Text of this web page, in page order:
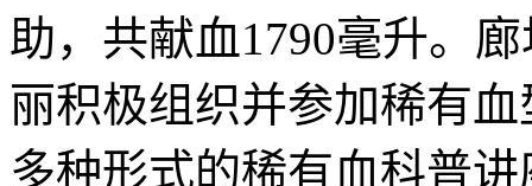
助，共献血1790毫升。
丽积极组织并参加稀有
多种形式的稀有血科普